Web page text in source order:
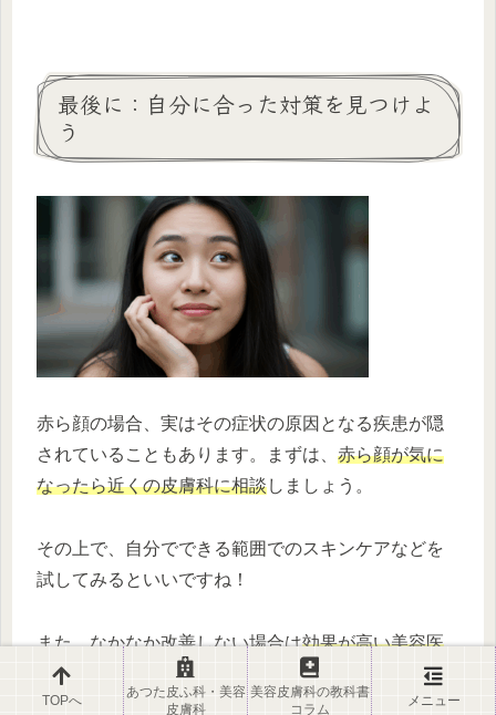
最後に：自分に合った対策を見つけよ
う
赤ら顔の場合、実はその症状の原因となる疾患が隠
されていることもあります。まずは、 赤ら顔が気に
なったら近くの皮膚科に相談しましょう。
その上で、自分でできる範囲でのスキンケアなどを
試してみるといいですね！
また、なかなか改善しない場合は効果が高い美容医
療の力を借りるのもおすすめ
ですよ😉ご紹介した赤
ら顔の治療はあつた皮ふ科美容皮膚科クリニックで
TOPへ
あつた皮ふ科・美容
皮膚科
美容皮膚科の教科書
コラム
メニュー